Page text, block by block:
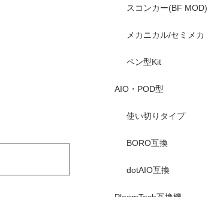
スコンカー(BF MOD)
メカニカル/セミメカ
ペン型Kit
AIO・POD型
使い切りタイプ
BORO互換
dotAIO互換